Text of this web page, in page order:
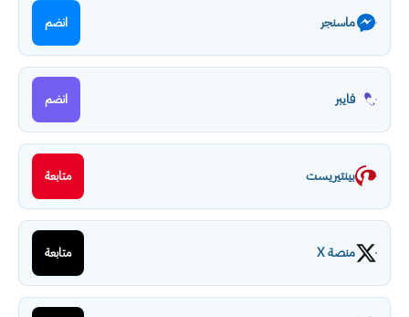
ماسنجر انضم
فايبر انضم
بينتيريست متابعة
منصة X متابعة